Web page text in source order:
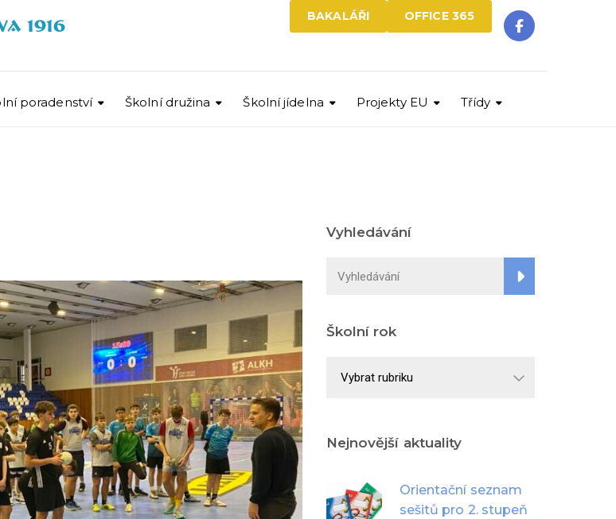
OFFICE 365
BAKALÁŘI
poradenství Školní družina Školní jídelna Projekty EU Třídy
Vyhledávání
Školní rok
Nejnovější aktuality
Orientační seznam
sešitů pro 2. stupeň